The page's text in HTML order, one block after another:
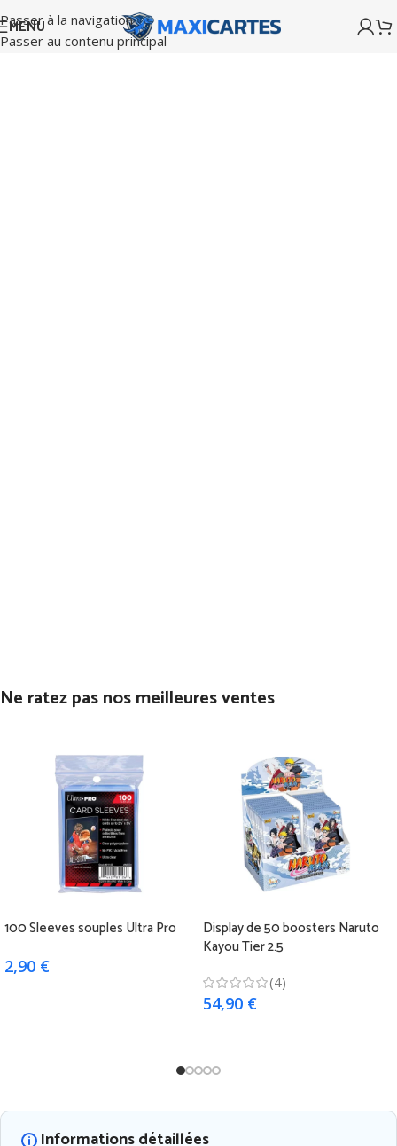
Passer à la navigation
Passer au contenu principal
MENU
Ne ratez pas nos meilleures ventes
100 Sleeves souples Ultra Pro
2,90 €
Display de 50 boosters Naruto
Kayou Tier 2.5
(4)
54,90 €
Informations détaillées